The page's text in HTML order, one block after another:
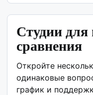
Студии для
сравнения
Откройте
одинаковые
график и